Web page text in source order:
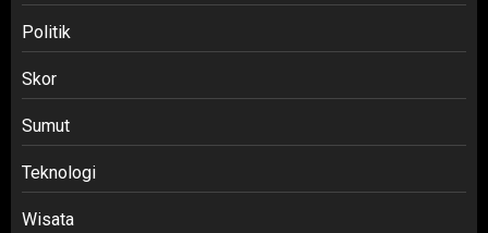
Politik
Skor
Sumut
Teknologi
Wisata